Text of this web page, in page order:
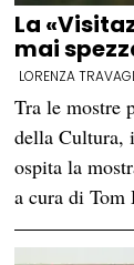
La
mai
LORENZA
Tra le mostre
della Cultura,
ospita la
a cura di